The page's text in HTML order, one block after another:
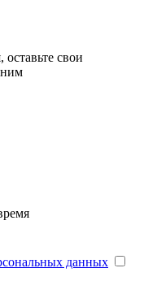
свои
данных